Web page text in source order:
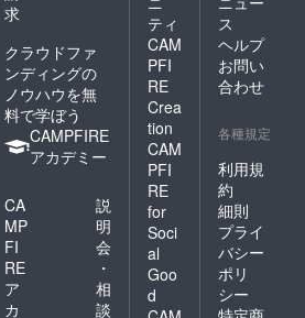
語り掛け
ました。
んの話を
人なら自分
無感を払拭
もしれな
に感じま
さんだけ
ん。ムダ
十人十色
や考え、
求
クラウドファ
ンディングの
ノウハウを無
料で学ぼう
CAMPFIRE
アカデミー
CA
MP
FI
RE
ア
カ
説
明
会
・
相
談
ティ
CAM
PFI
RE
Crea
tion
CAM
PFI
RE
for
Soci
al
Goo
d
ス
ヘルプ
お問い
合わせ
各種規定
利用規
約
細則
プライ
バシー
ポリ
シー